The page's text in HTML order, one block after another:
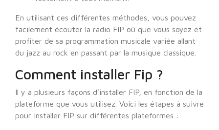
En utilisant ces différentes méthodes, vous pouvez
facilement écouter la radio FIP où que vous soyez et
profiter de sa programmation musicale variée allant
du jazz au rock en passant par la musique classique.
Comment installer Fip ?
Il y a plusieurs façons d’installer FIP, en fonction de la
plateforme que vous utilisez. Voici les étapes à suivre
pour installer FIP sur différentes plateformes :